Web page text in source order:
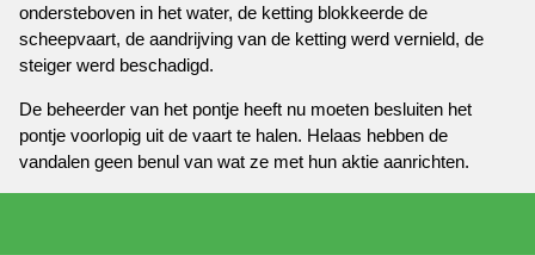
ondersteboven in het water, de ketting blokkeerde de
scheepvaart, de aandrijving van de ketting werd vernield, de
steiger werd beschadigd.
De beheerder van het pontje heeft nu moeten besluiten het
pontje voorlopig uit de vaart te halen. Helaas hebben de
vandalen geen benul van wat ze met hun aktie aanrichten.